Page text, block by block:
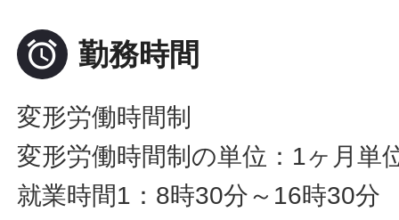
 勤務時間
変形労働時間制
変形労働時間制の単位：1ヶ月単
就業時間1：8時30分～16時30分